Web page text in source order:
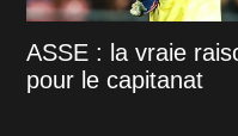
ASSE : la vraie
pour le capitanat